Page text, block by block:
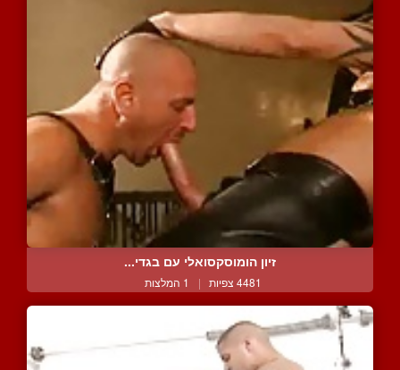
זיון הומוסקסואלי עם בגדי...
4481 צפיות | 1 המלצות